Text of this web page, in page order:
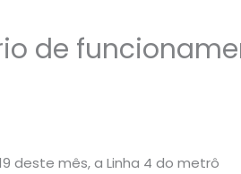
de
deste mês, a Linha 4 do metrô